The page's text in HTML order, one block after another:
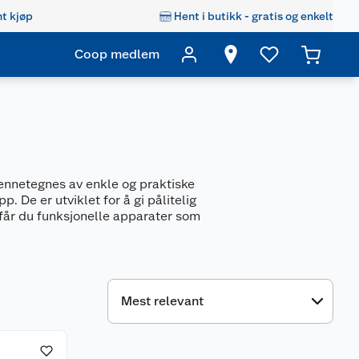
kjøp Hent i butikk - gratis og enkelt
Coop medlem
av enkle og praktiske
De er utviklet for å gi pålitelig
du funksjonelle apparater som